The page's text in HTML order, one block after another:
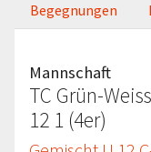
Begegnungen
Mannschaft
TC Grün-
12 1 (4er)